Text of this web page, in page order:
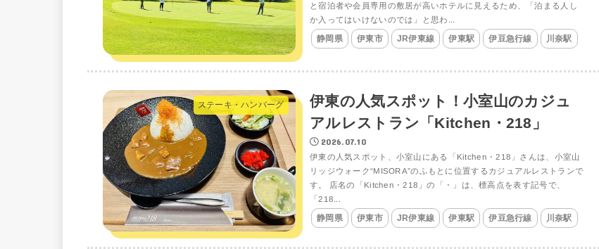
と宿泊者や会員専用の敷居が高いホテルに見えるため、「泊まる人し
か入ってはいけないのでは」と思わ...
静岡県 伊東市 JR伊東線 伊東駅 伊豆急行線 川奈駅
ステーキ・ハンバーグ
伊東の人気スポット！小室山のカジュ
アルレストラン「Kitchen・218」
2026.07.10
伊東の人気スポット、小室山にある「Kitchen・218」さんは、小室山
リッジウォーク“MISORA”のふもとに位置するカジュアルレストランで
す。 店名の「Kitchen・218」の「・」は、標高点を表す記号で、
「218...
静岡県 伊東市 JR伊東線 伊東駅 伊豆急行線 川奈駅